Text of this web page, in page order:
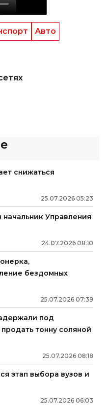
Авто
снижаться
25.07.2026 05:23
Управления
24.07.2026 08:10
бездомных
25.07.2026 07:39
под
тонну соляной
25.07.2026 08:18
этап выбора вузов и
25.07.2026 06:03